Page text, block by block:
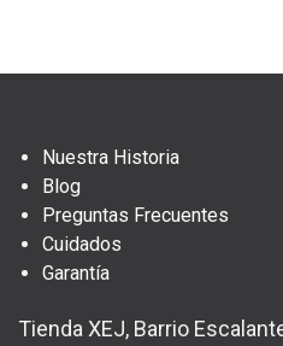
Nuestra Historia
Blog
Preguntas Frecuentes
Cuidados
Garantía
Tienda XEJ, Barrio